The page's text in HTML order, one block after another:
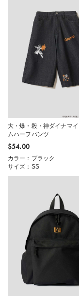
大・爆・殺・神ダイナマ
ムハーフパンツ
$‌54.00
カラー：ブラック
サイズ：SS